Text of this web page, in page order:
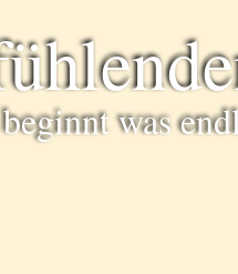
was